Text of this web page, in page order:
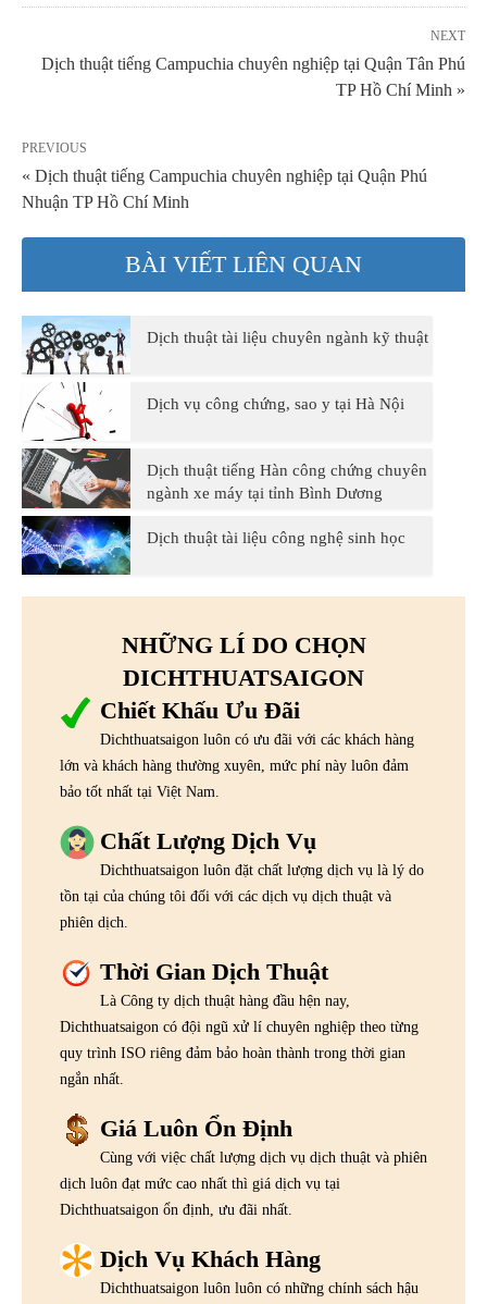
NEXT
Dịch thuật tiếng Campuchia chuyên nghiệp tại Quận Tân Phú
TP Hồ Chí Minh »
PREVIOUS
« Dịch thuật tiếng Campuchia chuyên nghiệp tại Quận Phú
Nhuận TP Hồ Chí Minh
BÀI VIẾT LIÊN QUAN
Dịch thuật tài liệu chuyên ngành kỹ thuật
Dịch vụ công chứng, sao y tại Hà Nội
Dịch thuật tiếng Hàn công chứng chuyên
ngành xe máy tại tỉnh Bình Dương
Dịch thuật tài liệu công nghệ sinh học
NHỮNG LÍ DO CHỌN
DICHTHUATSAIGON
Chiết Khấu Ưu Đãi
Dichthuatsaigon luôn có ưu đãi với các khách hàng
lớn và khách hàng thường xuyên, mức phí này luôn đảm
bảo tốt nhất tại Việt Nam.
Chất Lượng Dịch Vụ
Dichthuatsaigon luôn đặt chất lượng dịch vụ là lý do
tồn tại của chúng tôi đối với các dịch vụ dịch thuật và
phiên dịch.
Thời Gian Dịch Thuật
Là Công ty dịch thuật hàng đầu hện nay,
Dichthuatsaigon có đội ngũ xử lí chuyên nghiệp theo từng
quy trình ISO riêng đảm bảo hoàn thành trong thời gian
ngắn nhất.
Giá Luôn Ổn Định
Cùng với việc chất lượng dịch vụ dịch thuật và phiên
dịch luôn đạt mức cao nhất thì giá dịch vụ tại
Dichthuatsaigon ổn định, ưu đãi nhất.
Dịch Vụ Khách Hàng
Dichthuatsaigon luôn luôn có những chính sách hậu